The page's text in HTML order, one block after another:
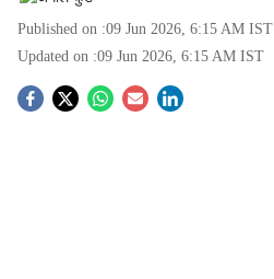
Published on :09 Jun 2026, 6:15 AM IST
Updated on :09 Jun 2026, 6:15 AM IST
S